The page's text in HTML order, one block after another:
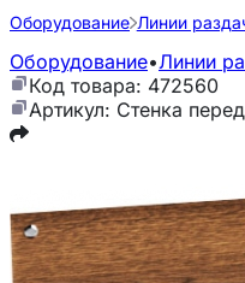
Оборудование Линии
Оборудование•Линии
Код товара: 472560
Артикул: Стенка